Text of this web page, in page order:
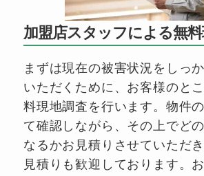
加盟店スタッフによる無
まずは現在の被害状況をしっ
いただくために、お客様のと
料現地調査を行います。物件
て確認しながら、その上でど
なるかお見積りさせていただ
見積りも歓迎しております。